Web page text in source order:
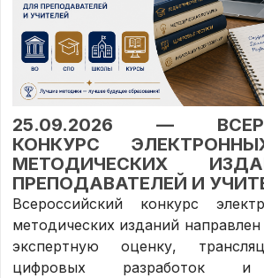
25.09.2026 —
КОНКУРС
МЕТОДИЧЕСКИХ
ПРЕПОДАВАТЕЛЕЙ И
Всероссийский конкурс
методических изданий
экспертную оценку,
цифровых разработок и